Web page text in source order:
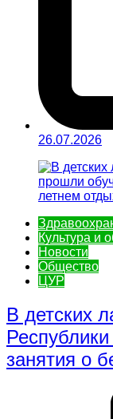
26.07.2026
Культура и
Новости
Общество
ЦУР
В детских
занятия о